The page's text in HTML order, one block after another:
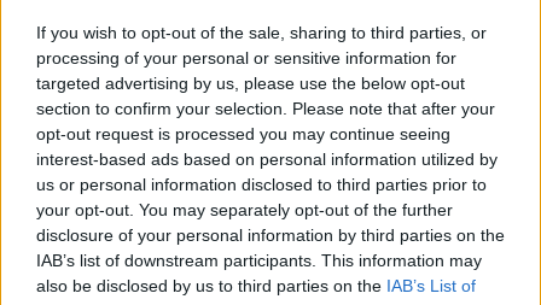
If you wish to opt-out of the sale, sharing to third parties, or
processing of your personal or sensitive information for
targeted advertising by us, please use the below opt-out
section to confirm your selection. Please note that after your
opt-out request is processed you may continue seeing
interest-based ads based on personal information utilized by
us or personal information disclosed to third parties prior to
your opt-out. You may separately opt-out of the further
disclosure of your personal information by third parties on the
IAB’s list of downstream participants. This information may
also be disclosed by us to third parties on the IAB’s List of
Mai 2026
KOMMENTAR
JJ hat den Abend gerettet – der Rest des ESC-Halbfinales
war solide, aber kein Feuerwerk
Mai 2026
EXTRA
ESC-Halbfinale 2: Das sagen die Wettquoten – vier sicher,